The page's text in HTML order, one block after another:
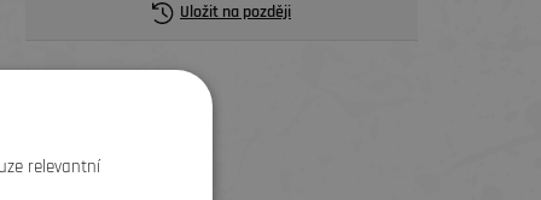
Uložit na později
relevantní